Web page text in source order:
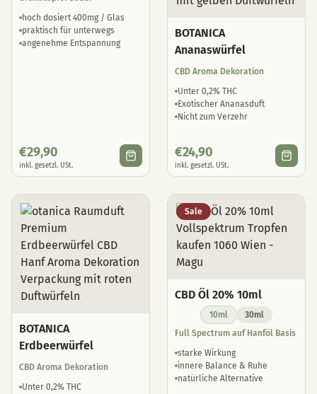
hoch dosiert 400mg / Glas
praktisch für unterwegs
angenehme Entspannung
€29,90
inkl. gesetzl. USt.
BOTANICA
Ananaswürfel
CBD Aroma Dekoration
Unter 0,2% THC
Exotischer Ananasduft
Nicht zum Verzehr
€24,90
inkl. gesetzl. USt.
BOTANICA
Erdbeerwürfel
CBD Aroma Dekoration
Unter 0,2% THC
Sale
CBD Öl 20% 10ml
10ml
30ml
Full Spectrum auf Hanföl Basis
starke Wirkung
innere Balance & Ruhe
natürliche Alternative